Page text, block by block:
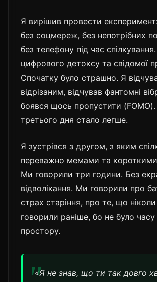
Я вирішив провести
без соцмереж, без непотрібних
без телефону під час
цифрового детоксу та свідомої
Спочатку було страшно. Я
відрізаним, відчував фантомні
боявся щось пропустити
третього дня стало легше.
Я зустрівся з другом, з яким
переважно мемами та
Ми говорили три години. Без
відволікання. Ми говорили про
страх старіння, про те, що
говорили раніше, бо не було часу
простору.
«Я не знав, що ти так довго